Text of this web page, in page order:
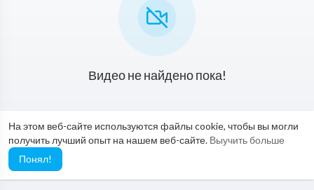
На этом веб-сайте используются файлы cookie, чтобы вы могли
получить лучший опыт на нашем веб-сайте. Выучить больше
Понял!
Видео не найдено пока!